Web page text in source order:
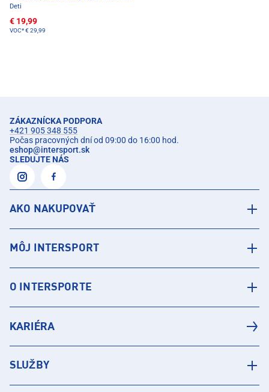
Deti
€ 19,99
VOC*€ 29,99
ZÁKAZNÍCKA PODPORA
+421 905 348 555
Počas pracovných dní od 09:00 do 16:00 hod.
eshop@intersport.sk
SLEDUJTE NÁS
AKO NAKUPOVAŤ
MÔJ INTERSPORT
O INTERSPORTE
KARIÉRA
SLUŽBY